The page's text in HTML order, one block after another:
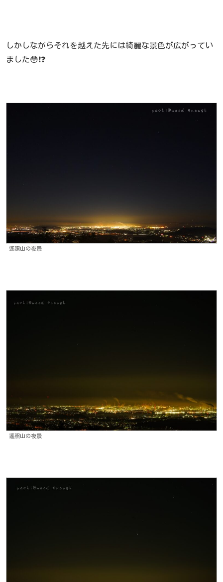
しかしながらそれを越えた先には綺麗な景色が広がってい
ました😳❗❓
遙照山の夜景
遙照山の夜景